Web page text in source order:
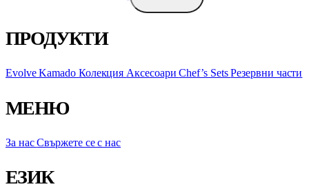
ПРОДУКТИ
Evolve Kamado КолекцияАксесоариChef’s SetsРезервни части
МЕНЮ
За насСвържете се с нас
ЕЗИК